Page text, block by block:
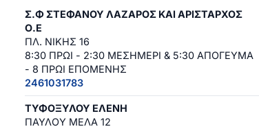
Σ.Φ ΣΤΕΦΑΝΟΥ ΛΑΖΑΡΟΣ ΚΑΙ ΑΡΙΣΤΑΡΧΟΣ
Ο.Ε
ΠΛ. ΝΙΚΗΣ 16
8:30 ΠΡΩΙ - 2:30 ΜΕΣΗΜΕΡΙ & 5:30 ΑΠΟΓΕΥΜΑ
- 8 ΠΡΩΙ ΕΠΟΜΕΝΗΣ
2461031783
ΤΥΦΟΞΥΛΟΥ ΕΛΕΝΗ
ΠΑΥΛΟΥ ΜΕΛΑ 12